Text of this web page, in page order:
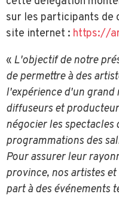
sur les participants de
site internet : https://
« L'objectif de notre
de permettre à des
l'expérience d'un grand
diffuseurs et
négocier les
programmations des
Pour assurer leur
province, nos artistes
part à des événements